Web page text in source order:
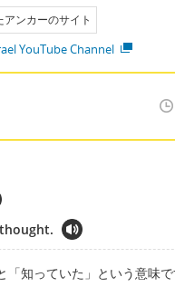
アンカーのサイト
YouTube Channel
知っていた」という意味で